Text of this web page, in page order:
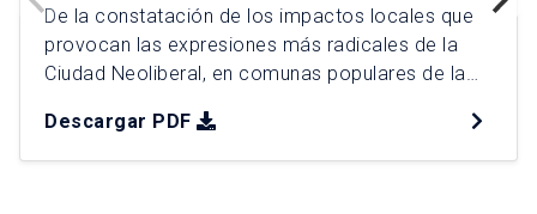
De la constatación de los impactos locales que
provocan las expresiones más radicales de la
Ciudad Neoliberal, en comunas populares de la
intervención urbana (PIU) “¿Otra ciudad es
posible?”, como una propuesta de planificación
Descargar PDF